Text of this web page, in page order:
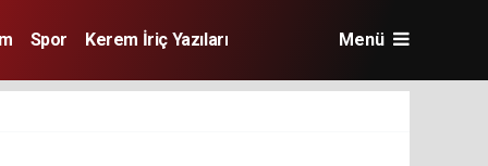
Spor Kerem İriç Yazıları Menü